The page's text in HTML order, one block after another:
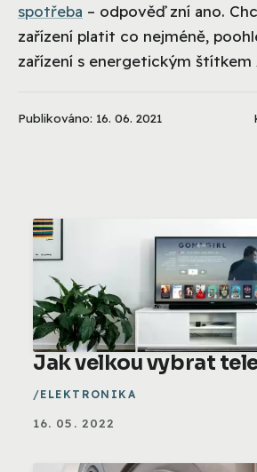
spotřeba – odpověď zní ano.
zařízení platit co nejméně,
zařízení s energetickým štítkem
Publikováno: 16. 06. 2021
Jak velkou vybrat
ELEKTRONIKA
16. 05. 2022